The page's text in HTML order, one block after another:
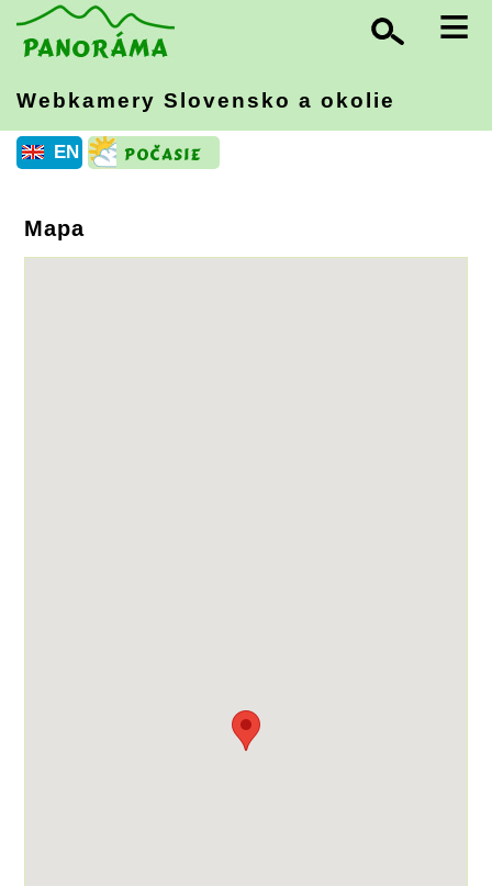
≡
Webkamery Slovensko a okolie
EN
Mapa